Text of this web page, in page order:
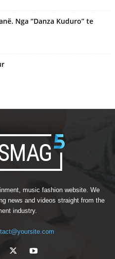
Nga “Danza Kuduro” te
music fashion website. We
news and videos straight from the
industry.